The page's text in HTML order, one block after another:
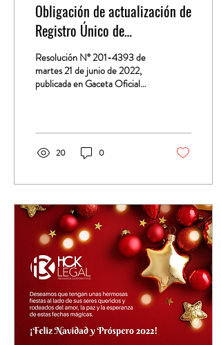
Obligación de actualización de
Registro Único de
Contribuyente
Resolución N° 201-4393 de
martes 21 de junio de 2022,
publicada en Gaceta Oficial
20 0